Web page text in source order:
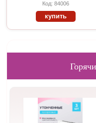
Код: 84006
купить